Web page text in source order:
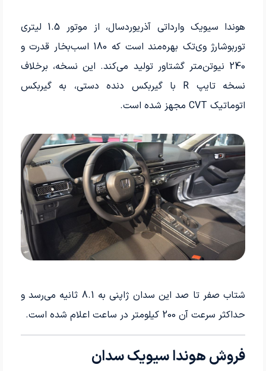
هوندا سیویک وارداتی آذریوردسال، از موتور 1.5 لیتری
توربوشارژ وی‌تک بهره‌مند است که 180 اسب‌بخار قدرت و
240 نیوتن‌متر گشتاور تولید می‌کند. این نسخه، برخلاف
نسخه تایپ R با گیربکس دنده دستی، به گیربکس
اتوماتیک CVT مجهز شده است.
شتاب صفر تا صد این سدان ژاپنی به 8.1 ثانیه می‌رسد و
حداکثر سرعت آن 200 کیلومتر در ساعت اعلام شده است.
فروش هوندا سیویک سدان